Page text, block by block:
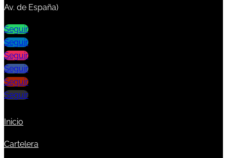
Av. de España)
Seguir
Seguir
Seguir
Seguir
Seguir
Seguir
Inicio
Cartelera